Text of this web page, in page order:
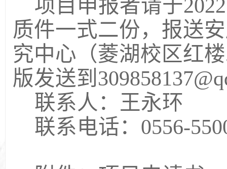
项目申报者请于
质件一式二份，报送
究中心（菱湖校区红
版发送到
联系人：王永环
联系电话： 0556-